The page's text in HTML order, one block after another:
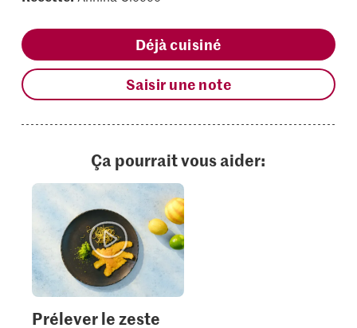
Déjà cuisiné
Saisir une note
Ça pourrait vous aider:
Prélever le zeste